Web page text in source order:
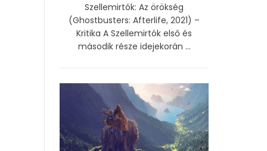
Szellemirtók: Az örökség
(Ghostbusters: Afterlife, 2021) –
Kritika A Szellemirtók első és
második része idejekorán ...